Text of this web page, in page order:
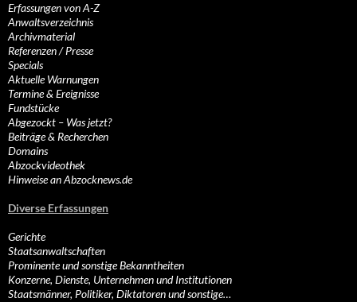
Erfassungen von A-Z
Anwaltsverzeichnis
Archivmaterial
Referenzen / Presse
Specials
Aktuelle Warnungen
Termine & Ereignisse
Fundstücke
Abgezockt – Was jetzt?
Beiträge & Recherchen
Domains
Abzockvideothek
Hinweise an Abzocknews.de
Diverse Erfassungen
Gerichte
Staatsanwaltschaften
Prominente und sonstige Bekanntheiten
Konzerne, Dienste, Unternehmen und Institutionen
Staatsmänner, Politiker, Diktatoren und sonstige…